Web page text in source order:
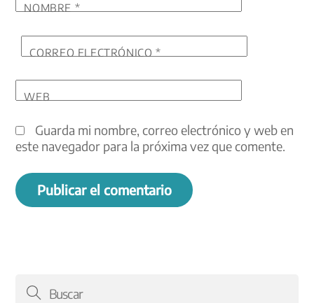
NOMBRE *
CORREO ELECTRÓNICO*
WEB
Guarda mi nombre, correo electrónico y web en
este navegador para la próxima vez que comente.